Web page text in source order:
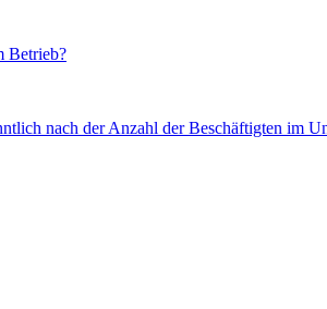
Betrieb?
nach der Anzahl der Beschäftigten im